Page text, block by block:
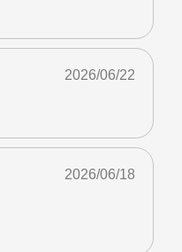
2026/06/22
2026/06/18